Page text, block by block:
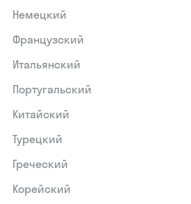
Немецкий
Французский
Итальянский
Португальский
Китайский
Турецкий
Греческий
Корейский